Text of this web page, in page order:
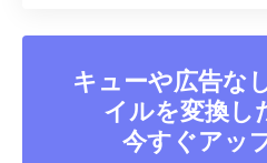
キューや広告な
イルを変換し
今すぐアッ